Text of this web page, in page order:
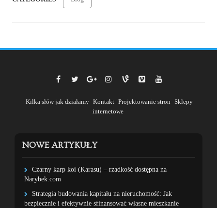
Kilka słów jak działamy Kontakt Projektowanie stron Sklepy
internetowe
NOWE ARTYKUŁY
Czarny karp koi (Karasu) – rzadkość dostępna na
Narybek.com
Strategia budowania kapitału na nieruchomość: Jak
bezpiecznie i efektywnie sfinansować własne mieszkanie